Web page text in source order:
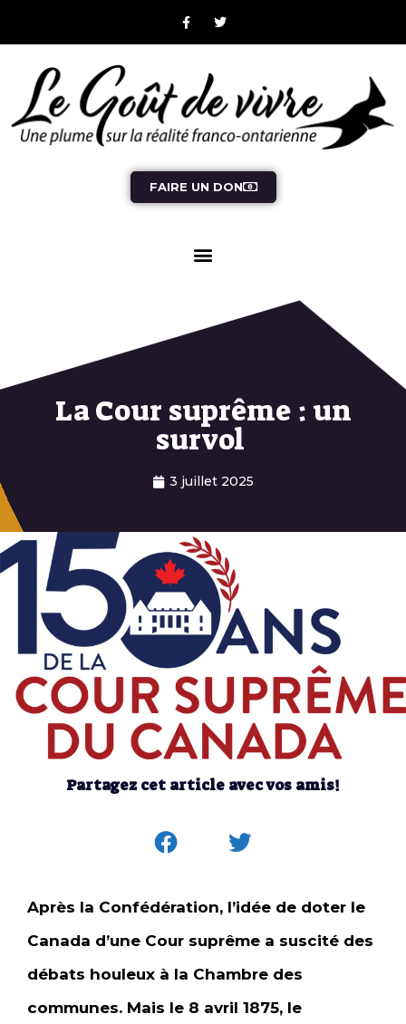
FAIRE UN DON
La Cour suprême : un
survol
3 juillet 2025
Partagez cet article avec vos amis!
Après la Confédération, l’idée de doter le
Canada d’une Cour suprême a suscité des
débats houleux à la Chambre des
communes. Mais le 8 avril 1875, le